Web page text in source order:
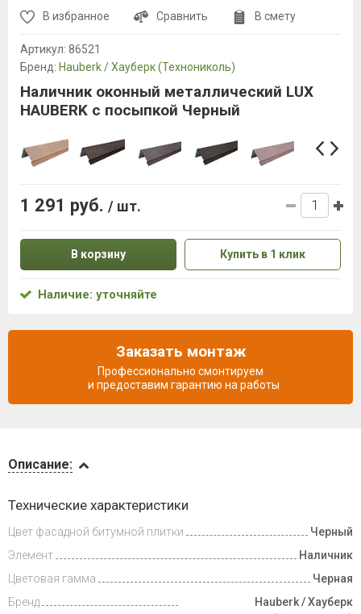
Доставка
и оплата
Описание:
Технические характеристики
Цвет фасадной битумной плитки
Черный
Элемент
Наличник
Цветовая гамма
Черная
Бренд
Hauberk / Хауберк
В избранное Сравнить В смету
Артикул: 86521
Бренд: Hauberk / Хауберк (Технониколь)
Наличник оконный металлический LUX
HAUBERK с посыпкой Черный
1 291 руб. / шт.
В корзину Купить в 1 клик
Наличие: уточняйте
Заказать монтаж
Профессионально смонтируем
и предоставим гарантию на работы